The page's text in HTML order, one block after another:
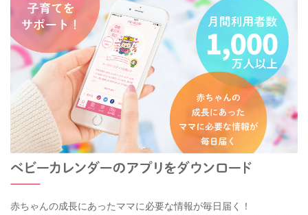
赤ちゃんの成長にあったママに必要な情報が毎日届く！